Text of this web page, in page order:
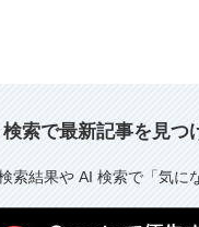
索で最新記事を見つ
索結果や AI 検索で「気